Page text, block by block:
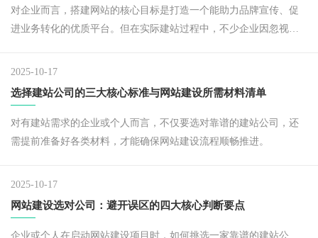
对企业而言，搭建网站的核心目标是打造一个能助力品牌宣传、促
进业务转化的优质平台。但在实际建站过程中，不少企业因忽视关
2025-10-17
选择建站公司的三大核心标准与网站建设所需材料清单
对有建站需求的企业或个人而言，不仅要选对靠谱的建站公司，还
需提前准备好各类材料，才能确保网站建设流程顺畅推进。
2025-10-17
网站建设选对公司：避开误区的四大核心判断要点
企业或个人在启动网站建设项目时，如何挑选一家靠谱的建站公